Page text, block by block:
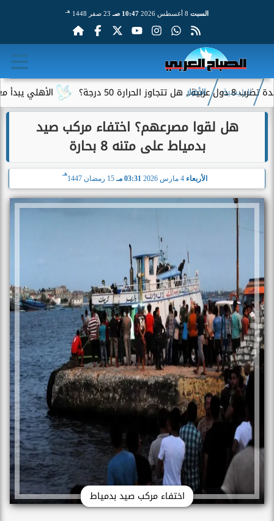
السبت 10:47 صـ 23 صفر 1448 هـ
الأهلي يبدأ معسكر الرئيسية الأخبار
هل لقوا مصرعهم؟ اختفاء مركب صيد
بدمياط على متنه 8 بحارة
الأربعاء 4 مارس 2026 03:31 مـ 15 رمضان 1447
هـ
اختفاء مركب صيد بدمياط